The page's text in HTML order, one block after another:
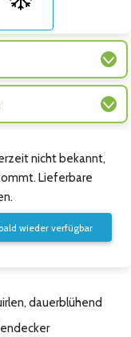
nicht bekannt,
Lieferbare
wieder verfügbar
dauerblühend